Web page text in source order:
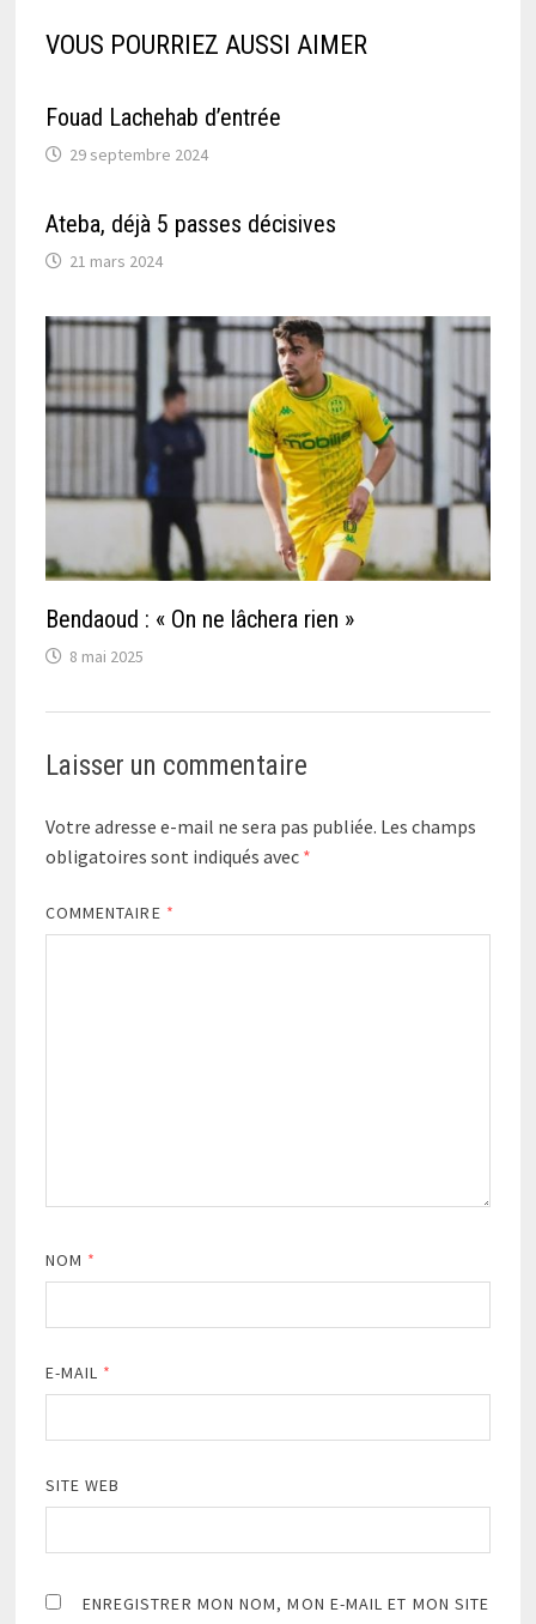
VOUS POURRIEZ AUSSI AIMER
Fouad Lachehab d’entrée
29 septembre 2024
Ateba, déjà 5 passes décisives
21 mars 2024
Bendaoud : « On ne lâchera rien »
8 mai 2025
Laisser un commentaire
Votre adresse e-mail ne sera pas publiée. Les champs
obligatoires sont indiqués avec *
COMMENTAIRE *
NOM *
E-MAIL *
SITE WEB
ENREGISTRER MON NOM, MON E-MAIL ET MON SITE